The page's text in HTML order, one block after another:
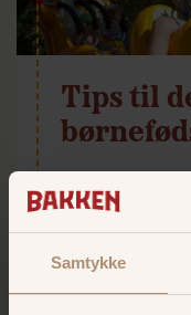
Samtykke
Tips til
webshop
Tjek